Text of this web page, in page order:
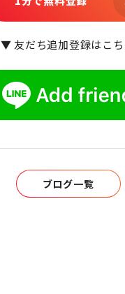
▼ 友だち追加登録はこち
ブログ一覧